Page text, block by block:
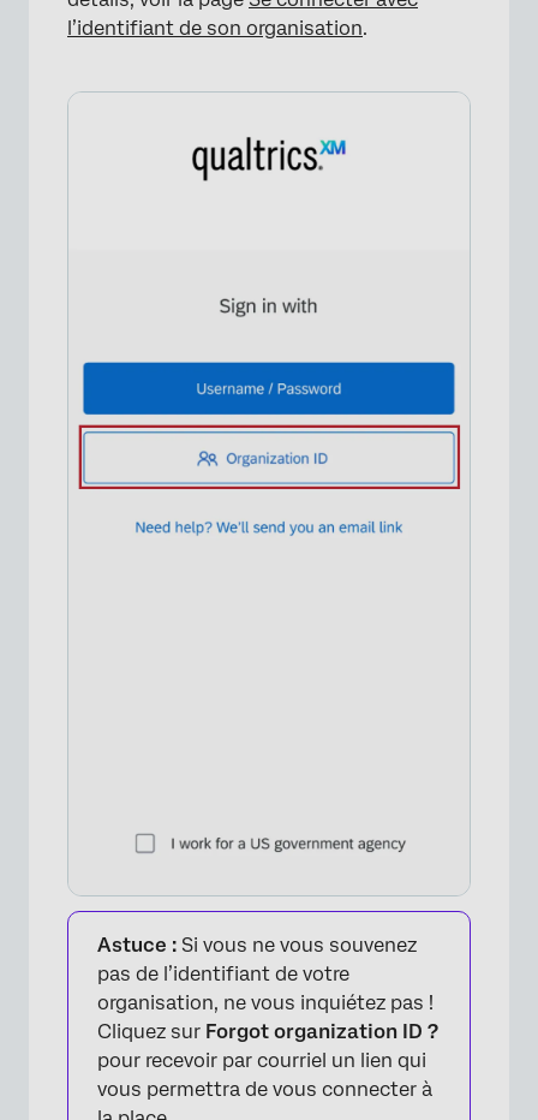
l’identifiant de son organisation.
Astuce : Si vous ne vous souvenez
pas de l’identifiant de votre
organisation, ne vous inquiétez pas !
Cliquez sur Forgot organization ID ?
pour recevoir par courriel un lien qui
vous permettra de vous connecter à